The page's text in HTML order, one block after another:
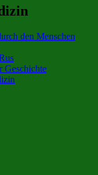
den Menschen
Geschichte